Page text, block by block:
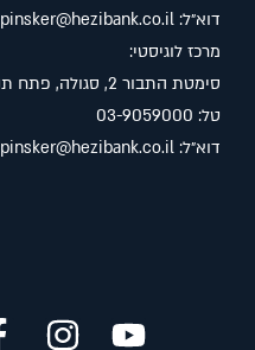
דוא״ל:pinsker@hezibank.co.il
מרכז לוגיסטי:
סימטת התבור 2, סגולה, פתח תקווה –
טל: 03-9059000
דוא״ל:pinsker@hezibank.co.il